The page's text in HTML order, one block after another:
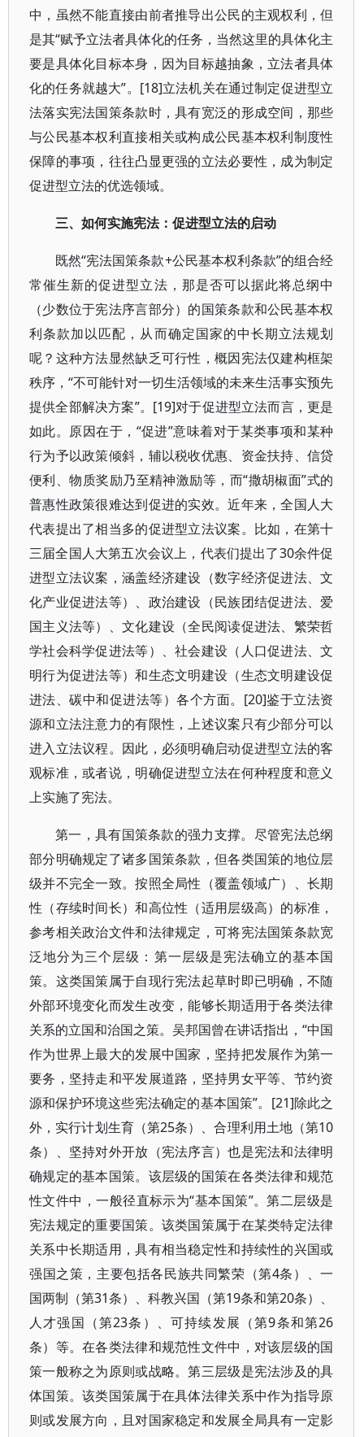
中，虽然不能直接由前者推导出公民的主观权利，但
是其“赋予立法者具体化的任务，当然这里的具体化主
要是具体化目标本身，因为目标越抽象，立法者具体
化的任务就越大”。[18]立法机关在通过制定促进型立
法落实宪法国策条款时，具有宽泛的形成空间，那些
与公民基本权利直接相关或构成公民基本权利制度性
保障的事项，往往凸显更强的立法必要性，成为制定
促进型立法的优选领域。
三、如何实施宪法：促进型立法的启动
既然“宪法国策条款+公民基本权利条款”的组合经
常催生新的促进型立法，那是否可以据此将总纲中
（少数位于宪法序言部分）的国策条款和公民基本权
利条款加以匹配，从而确定国家的中长期立法规划
呢？这种方法显然缺乏可行性，概因宪法仅建构框架
秩序，“不可能针对一切生活领域的未来生活事实预先
提供全部解决方案”。[19]对于促进型立法而言，更是
如此。原因在于，“促进”意味着对于某类事项和某种
行为予以政策倾斜，辅以税收优惠、资金扶持、信贷
便利、物质奖励乃至精神激励等，而“撒胡椒面”式的
普惠性政策很难达到促进的实效。近年来，全国人大
代表提出了相当多的促进型立法议案。比如，在第十
三届全国人大第五次会议上，代表们提出了30余件促
进型立法议案，涵盖经济建设（数字经济促进法、文
化产业促进法等）、政治建设（民族团结促进法、爱
国主义法等）、文化建设（全民阅读促进法、繁荣哲
学社会科学促进法等）、社会建设（人口促进法、文
明行为促进法等）和生态文明建设（生态文明建设促
进法、碳中和促进法等）各个方面。[20]鉴于立法资
源和立法注意力的有限性，上述议案只有少部分可以
进入立法议程。因此，必须明确启动促进型立法的客
观标准，或者说，明确促进型立法在何种程度和意义
上实施了宪法。
第一，具有国策条款的强力支撑。尽管宪法总纲
部分明确规定了诸多国策条款，但各类国策的地位层
级并不完全一致。按照全局性（覆盖领域广）、长期
性（存续时间长）和高位性（适用层级高）的标准，
参考相关政治文件和法律规定，可将宪法国策条款宽
泛地分为三个层级：第一层级是宪法确立的基本国
策。这类国策属于自现行宪法起草时即已明确，不随
外部环境变化而发生改变，能够长期适用于各类法律
关系的立国和治国之策。吴邦国曾在讲话指出，“中国
作为世界上最大的发展中国家，坚持把发展作为第一
要务，坚持走和平发展道路，坚持男女平等、节约资
源和保护环境这些宪法确定的基本国策”。[21]除此之
外，实行计划生育（第25条）、合理利用土地（第10
条）、坚持对外开放（宪法序言）也是宪法和法律明
确规定的基本国策。该层级的国策在各类法律和规范
性文件中，一般径直标示为“基本国策”。第二层级是
宪法规定的重要国策。该类国策属于在某类特定法律
关系中长期适用，具有相当稳定性和持续性的兴国或
强国之策，主要包括各民族共同繁荣（第4条）、一
国两制（第31条）、科教兴国（第19条和第20条）、
人才强国（第23条）、可持续发展（第9条和第26
条）等。在各类法律和规范性文件中，对该层级的国
策一般称之为原则或战略。第三层级是宪法涉及的具
体国策。该类国策属于在具体法律关系中作为指导原
则或发展方向，且对国家稳定和发展全局具有一定影